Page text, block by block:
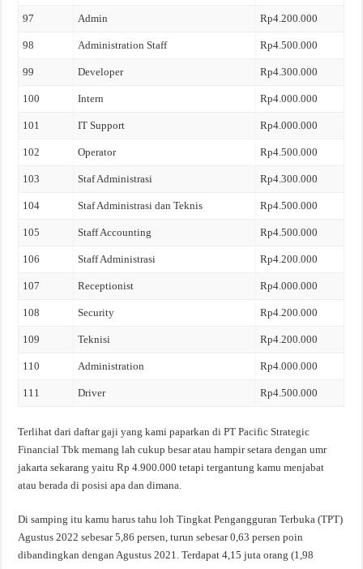
97 Admin Rp4.200.000
98 Administration Staff Rp4.500.000
99 Developer Rp4.300.000
100 Intern Rp4.000.000
101 IT Support Rp4.000.000
102 Operator Rp4.500.000
103 Staf Administrasi Rp4.300.000
104 Staf Administrasi dan Teknis Rp4.500.000
105 Staff Accounting Rp4.500.000
106 Staff Administrasi Rp4.200.000
107 Receptionist Rp4.000.000
108 Security Rp4.200.000
109 Teknisi Rp4.200.000
110 Administration Rp4.000.000
111 Driver Rp4.500.000
Terlihat dari daftar gaji yang kami paparkan di PT Pacific Strategic
Financial Tbk memang lah cukup besar atau hampir setara dengan umr
jakarta sekarang yaitu Rp 4.900.000 tetapi tergantung kamu menjabat
atau berada di posisi apa dan dimana.
Di samping itu kamu harus tahu loh Tingkat Pengangguran Terbuka (TPT)
Agustus 2022 sebesar 5,86 persen, turun sebesar 0,63 persen poin
dibandingkan dengan Agustus 2021. Terdapat 4,15 juta orang (1,98